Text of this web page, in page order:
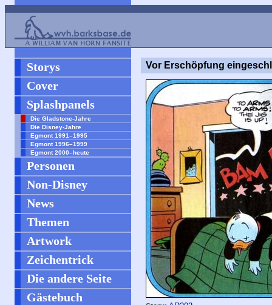
Storys
Cover
Splashpanels
Die Gladstone-Jahre
Die Disney-Jahre
Egmont 1991–1995
Egmont 1996–1999
Egmont 2000–heute
Personen
Non-Disney
News
Themen
Artwork
Zeichentrick
Die andere Seite
Gästebuch
Vor Erschöpfung